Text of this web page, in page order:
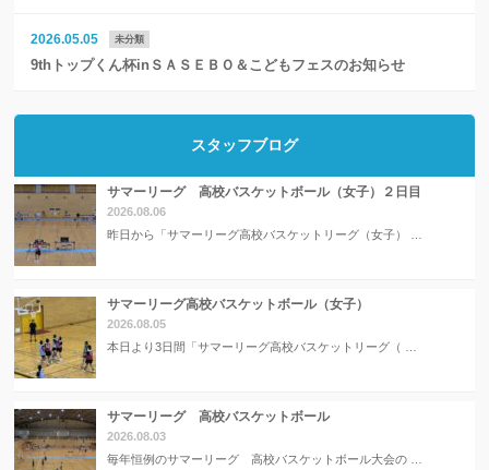
2026.05.05 未分類
9thトップくん杯inＳＡＳＥＢＯ＆こどもフェスのお知らせ
スタッフブログ
サマーリーグ 高校バスケットボール（女子）２日目
2026.08.06
昨日から「サマーリーグ高校バスケットリーグ（女子） …
サマーリーグ高校バスケットボール（女子）
2026.08.05
本日より3日間「サマーリーグ高校バスケットリーグ（ …
サマーリーグ 高校バスケットボール
2026.08.03
毎年恒例のサマーリーグ 高校バスケットボール大会の …